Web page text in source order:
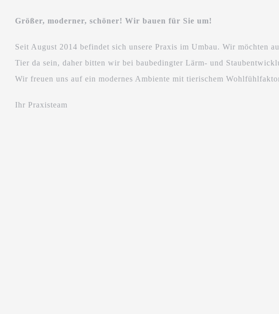
Größer, moderner, schöner! Wir bauen für Sie um!
Seit August 2014 befindet sich unsere Praxis im Umbau. Wir möchten
Tier da sein, daher bitten wir bei baubedingter Lärm- und
Wir freuen uns auf ein modernes Ambiente mit tierischem
Ihr Praxisteam